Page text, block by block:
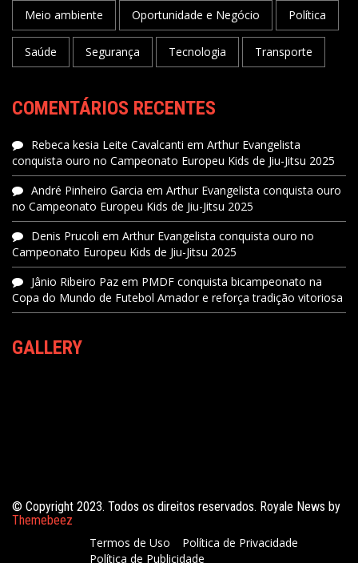
Meio ambiente Oportunidade e Negócio Política
Saúde Segurança Tecnologia Transporte
COMENTÁRIOS RECENTES
Rebeca kesia Leite Cavalcanti em Arthur Evangelista
conquista ouro no Campeonato Europeu Kids de Jiu-Jitsu 2025
André Pinheiro Garcia em Arthur Evangelista conquista ouro
no Campeonato Europeu Kids de Jiu-Jitsu 2025
Denis Prucoli em Arthur Evangelista conquista ouro no
Campeonato Europeu Kids de Jiu-Jitsu 2025
Jânio Ribeiro Paz em PMDF conquista bicampeonato na
Copa do Mundo de Futebol Amador e reforça tradição vitoriosa
GALLERY
© Copyright 2023. Todos os direitos reservados. Royale News by
Themebeez
Termos de Uso
Política de Privacidade
Política de Publicidade